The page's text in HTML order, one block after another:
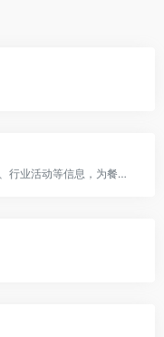
发布行业标准、政策法规、行业动态、行业活动等信息，为餐饮老板提供权威的行业资讯和指导.